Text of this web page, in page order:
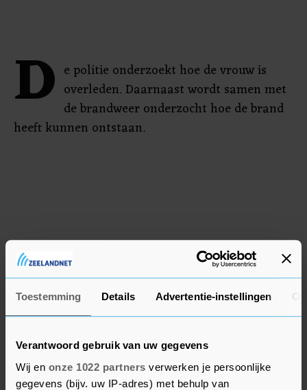
Toestemming Details Advertentie-instellingen
Verantwoord gebruik van uw gegevens
Wij en onze 1022 partners verwerken je persoonlijke
gegevens (bijv. uw IP-adres) met behulp van
D e politie onderzoekt hoe de vrouw is
overleden. Daarnaast wordt samen met
de brandweer onderzocht hoe de brand
heeft kunnen ontstaan.